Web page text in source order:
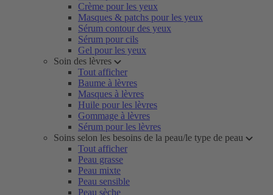
Crème pour les yeux
Masques & patchs pour les yeux
Sérum contour des yeux
Sérum pour cils
Gel pour les yeux
Soin des lèvres
Tout afficher
Baume à lèvres
Masques à lèvres
Huile pour les lèvres
Gommage à lèvres
Sérum pour les lèvres
Soins selon les besoins de la peau/le type de peau
Tout afficher
Peau grasse
Peau mixte
Peau sensible
Peau sèche